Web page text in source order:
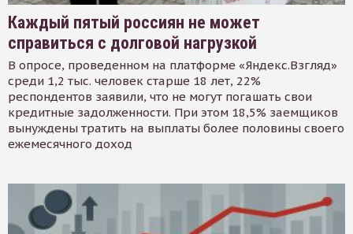
Каждый пятый россиян не может
справиться с долговой нагрузкой
В опросе, проведенном на платформе «Яндекс.Взгляд»
среди 1,2 тыс. человек старше 18 лет, 22%
респондентов заявили, что не могут погашать свои
кредитные задолженности. При этом 18,5% заемщиков
вынуждены тратить на выплаты более половины своего
ежемесячного доход